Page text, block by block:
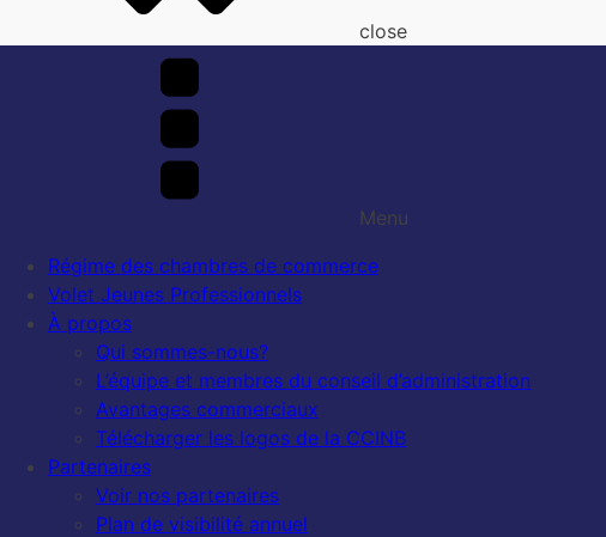
close
Menu
Régime des chambres de commerce
Volet Jeunes Professionnels
À propos
Qui sommes-nous?
L’équipe et membres du conseil d’administration
Avantages commerciaux
Télécharger les logos de la CCINB
Partenaires
Voir nos partenaires
Plan de visibilité annuel